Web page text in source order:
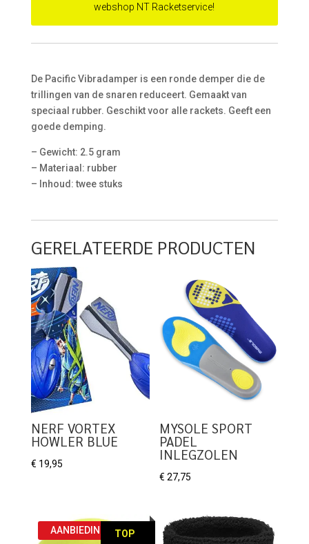
webshop NT Racketservice!
De Pacific Vibradamper is een ronde demper die de
trillingen van de snaren reduceert. Gemaakt van
speciaal rubber. Geschikt voor alle rackets. Geeft een
goede demping.
– Gewicht: 2.5 gram
– Materiaal: rubber
– Inhoud: twee stuks
GERELATEERDE PRODUCTEN
NERF VORTEX
HOWLER BLUE
€ 19,95
MYSOLE SPORT
PADEL
INLEGZOLEN
€ 27,75
TOP
AANBIEDING!